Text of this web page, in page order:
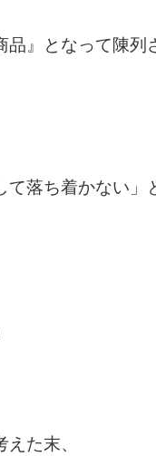
』となって陳列
て落ち着かない」
た末、